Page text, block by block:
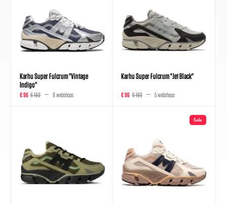
Karhu Super Fulcrum "Vintage
Indigo"
€ 96 € 160 8 webshops
Karhu Super Fulcrum "Jet Black"
€ 96 € 160 5 webshops
Sale